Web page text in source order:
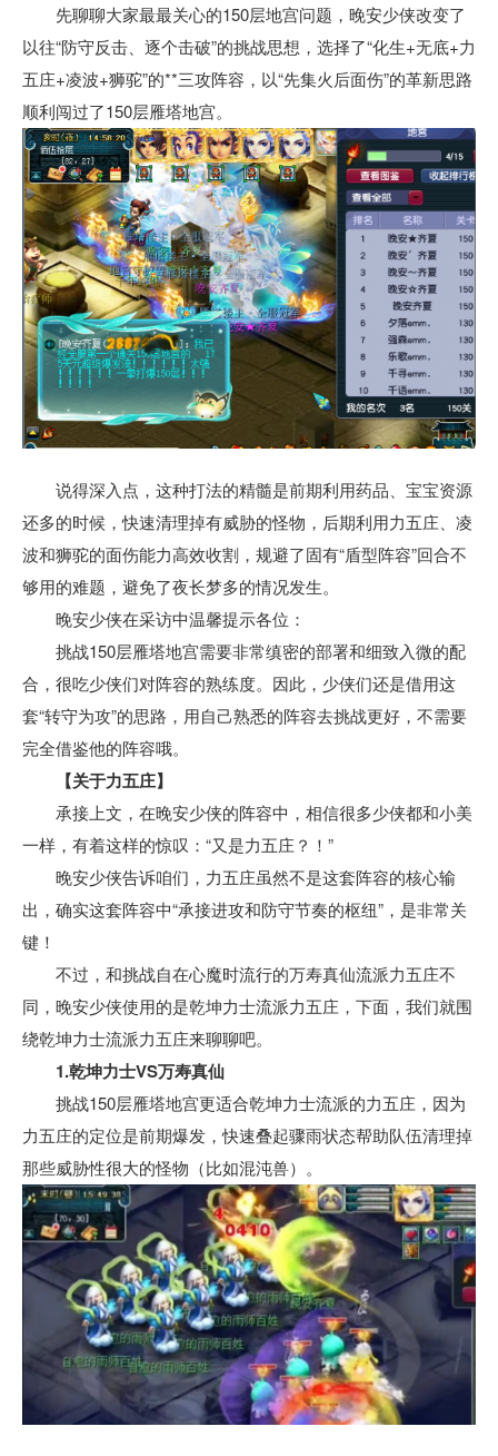
先聊聊大家最最关心的150层地宫问题，晚安少侠改变了
以往“防守反击、逐个击破”的挑战思想，选择了“化生+无底+力
五庄+凌波+狮驼”的**三攻阵容，以“先集火后面伤”的革新思路
顺利闯过了150层雁塔地宫。
说得深入点，这种打法的精髓是前期利用药品、宝宝资源
还多的时候，快速清理掉有威胁的怪物，后期利用力五庄、凌
波和狮驼的面伤能力高效收割，规避了固有“盾型阵容”回合不
够用的难题，避免了夜长梦多的情况发生。
晚安少侠在采访中温馨提示各位：
挑战150层雁塔地宫需要非常缜密的部署和细致入微的配
合，很吃少侠们对阵容的熟练度。因此，少侠们还是借用这
套“转守为攻”的思路，用自己熟悉的阵容去挑战更好，不需要
完全借鉴他的阵容哦。
【关于力五庄】
承接上文，在晚安少侠的阵容中，相信很多少侠都和小美
一样，有着这样的惊叹：“又是力五庄？！”
晚安少侠告诉咱们，力五庄虽然不是这套阵容的核心输
出，确实这套阵容中“承接进攻和防守节奏的枢纽”，是非常关
键！
不过，和挑战自在心魔时流行的万寿真仙流派力五庄不
同，晚安少侠使用的是乾坤力士流派力五庄，下面，我们就围
绕乾坤力士流派力五庄来聊聊吧。
1.乾坤力士VS万寿真仙
挑战150层雁塔地宫更适合乾坤力士流派的力五庄，因为
力五庄的定位是前期爆发，快速叠起骤雨状态帮助队伍清理掉
那些威胁性很大的怪物（比如混沌兽）。